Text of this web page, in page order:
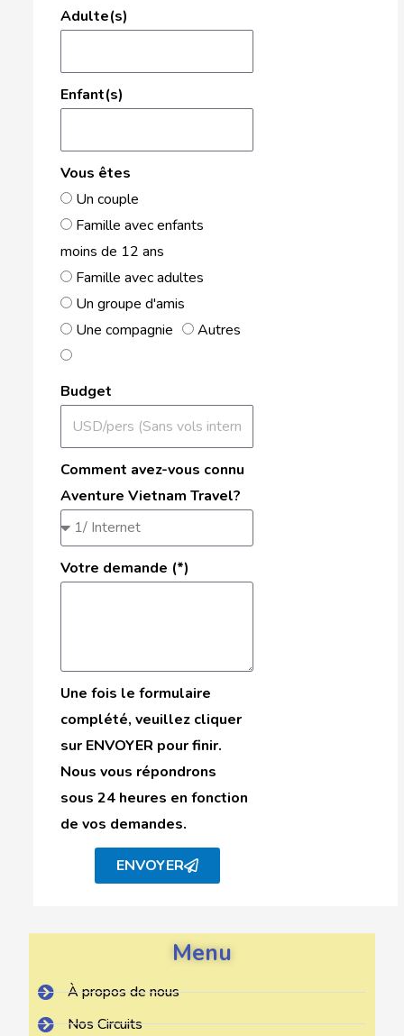
Adulte(s)
Enfant(s)
Vous êtes
Un couple
Famille avec enfants
moins de 12 ans
Famille avec adultes
Un groupe d'amis
Une compagnie
Autres
Budget
Comment avez-vous connu
Aventure Vietnam Travel?
Votre demande (*)
Une fois le formulaire
complété, veuillez cliquer
sur ENVOYER pour finir.
Nous vous répondrons
sous 24 heures en fonction
de vos demandes.
ENVOYER
Menu
À propos de nous
Nos Circuits